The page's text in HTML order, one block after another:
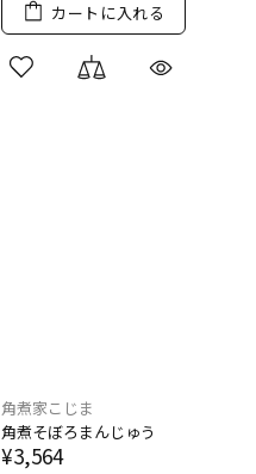
カートに入れる
角煮家こじま
角煮​そぼろまんじゅう
¥3,564